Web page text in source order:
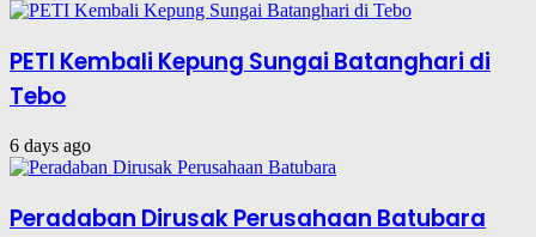
PETI Kembali Kepung Sungai Batanghari di
Tebo
6 days ago
Peradaban Dirusak Perusahaan Batubara